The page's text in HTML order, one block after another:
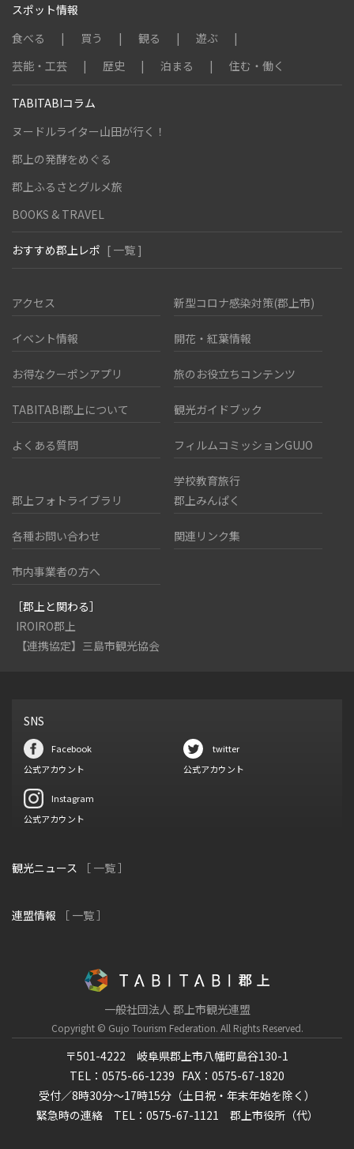
スポット情報
食べる
買う 観る
遊ぶ
芸能・工芸
歴史 泊まる 住む・働く
TABITABIコラム
ヌードルライター山田が行く！
郡上の発酵をめぐる
郡上ふるさとグルメ旅
BOOKS & TRAVEL
おすすめ郡上レポ [ 一覧 ]
アクセス 新型コロナ感染対策(郡上市)
イベント情報 開花・紅葉情報
お得なクーポンアプリ 旅のお役立ちコンテンツ
TABITABI郡上について 観光ガイドブック
よくある質問 フィルムコミッションGUJO
郡上フォトライブラリ
学校教育旅行
郡上みんぱく
各種お問い合わせ 関連リンク集
市内事業者の方へ
［郡上と関わる］
IROIRO郡上
【連携協定】三島市観光協会
SNS
Facebook
公式アカウント
twitter
公式アカウント
Instagram
公式アカウント
観光ニュース ［ 一覧 ］
連盟情報 ［ 一覧 ］
一般社団法人 郡上市観光連盟
Copyright © Gujo Tourism Federation. All Rights Reserved.
〒501-4222 岐阜県郡上市八幡町島谷130-1
TEL：0575-66-1239 FAX：0575-67-1820
受付／8時30分～17時15分（土日祝・年末年始を除く）
緊急時の連絡 TEL：0575-67-1121 郡上市役所（代）